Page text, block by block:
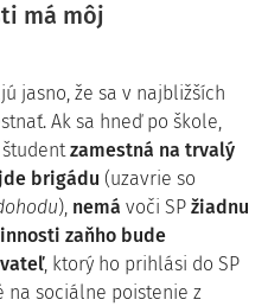
má môj
jasno, že sa v najbližších
Ak sa hneď po škole,
zamestná na trvalý
brigádu (uzavrie so
), nemá voči SP žiadnu
zaňho bude
, ktorý ho prihlási do SP
na sociálne poistenie z